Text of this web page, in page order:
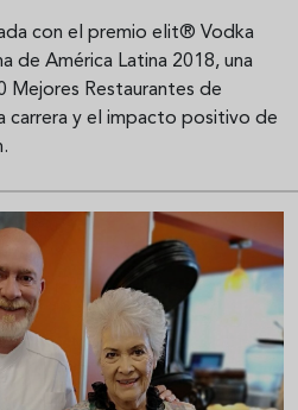
con el premio elit® Vodka
de América Latina 2018, una
Mejores Restaurantes de
carrera y el impacto positivo de